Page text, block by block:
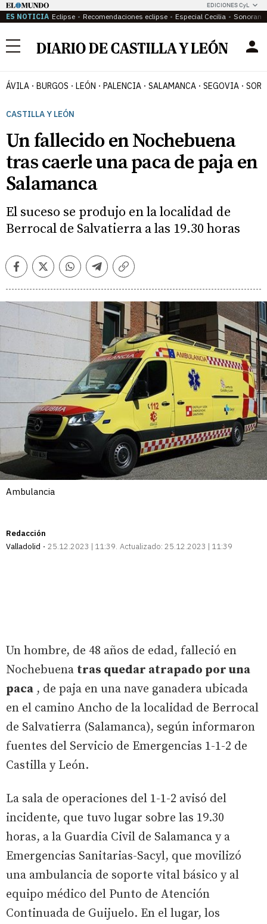
EDICIONES CyL
ES NOTICIA Eclipse Recomendaciones eclipse Especial Cecilia
Menú
ÁVILA BURGOS LEÓN PALENCIA SALAMANCA SEGOVIA
CASTILLA Y LEÓN
Un fallecido en Nochebuena
tras caerle una paca de paja en
Salamanca
El suceso se produjo en la localidad de
Berrocal de Salvatierra a las 19.30 horas
FacebookTwitterWhatsappTelegramCopiar
Ambulancia
Redacción
Valladolid
25.12.2023 | 11:39 Actualizado: 25.12.2023 | 11:39
Un hombre, de 48 años de edad, falleció en
Nochebuena tras quedar atrapado por una
paca , de paja en una nave ganadera ubicada
en el camino Ancho de la localidad de Berrocal
de Salvatierra (Salamanca), según informaron
fuentes del Servicio de Emergencias 1-1-2 de
Castilla y León.
La sala de operaciones del 1-1-2 avisó del
incidente, que tuvo lugar sobre las 19.30
horas, a la Guardia Civil de Salamanca y a
Emergencias Sanitarias-Sacyl, que movilizó
una ambulancia de soporte vital básico y al
equipo médico del Punto de Atención
Continuada de Guijuelo. En el lugar, los